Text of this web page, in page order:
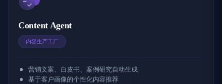
Content Agent
内容生产工厂
营销文案、白皮书、案例研究自动生成
基于客户画像的个性化内容推荐